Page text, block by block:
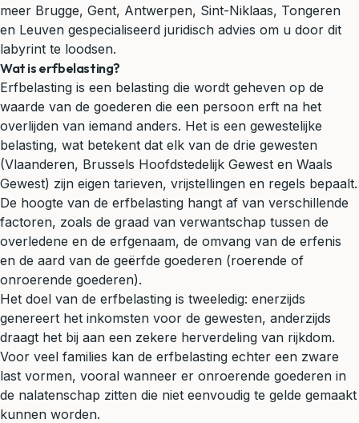
meer Brugge, Gent, Antwerpen, Sint-Niklaas, Tongeren
en Leuven gespecialiseerd juridisch advies om u door dit
labyrint te loodsen.
Wat is erfbelasting?
Erfbelasting is een belasting die wordt geheven op de
waarde van de goederen die een persoon erft na het
overlijden van iemand anders. Het is een gewestelijke
belasting, wat betekent dat elk van de drie gewesten
(Vlaanderen, Brussels Hoofdstedelijk Gewest en Waals
Gewest) zijn eigen tarieven, vrijstellingen en regels bepaalt.
De hoogte van de erfbelasting hangt af van verschillende
factoren, zoals de graad van verwantschap tussen de
overledene en de erfgenaam, de omvang van de erfenis
en de aard van de geërfde goederen (roerende of
onroerende goederen).
Het doel van de erfbelasting is tweeledig: enerzijds
genereert het inkomsten voor de gewesten, anderzijds
draagt het bij aan een zekere herverdeling van rijkdom.
Voor veel families kan de erfbelasting echter een zware
last vormen, vooral wanneer er onroerende goederen in
de nalatenschap zitten die niet eenvoudig te gelde gemaakt
kunnen worden.